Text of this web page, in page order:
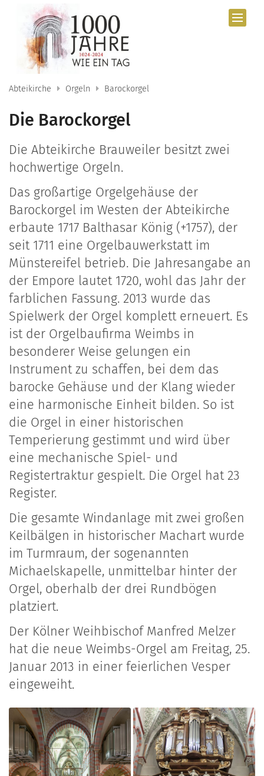
Zum Inhalt springen
Abteikirche Orgeln Barockorgel
Die Barockorgel
Die Abteikirche Brauweiler besitzt zwei
hochwertige Orgeln.
Das großartige Orgelgehäuse der
Barockorgel im Westen der Abteikirche
erbaute 1717 Balthasar König (+1757), der
seit 1711 eine Orgelbauwerkstatt im
Münstereifel betrieb. Die Jahresangabe an
der Empore lautet 1720, wohl das Jahr der
farblichen Fassung. 2013 wurde das
Spielwerk der Orgel komplett erneuert. Es
ist der Orgelbaufirma Weimbs in
besonderer Weise gelungen ein
Instrument zu schaffen, bei dem das
barocke Gehäuse und der Klang wieder
eine harmonische Einheit bilden. So ist
die Orgel in einer historischen
Temperierung gestimmt und wird über
eine mechanische Spiel- und
Registertraktur gespielt. Die Orgel hat 23
Register.
Die gesamte Windanlage mit zwei großen
Keilbälgen in historischer Machart wurde
im Turmraum, der sogenannten
Michaelskapelle, unmittelbar hinter der
Orgel, oberhalb der drei Rundbögen
platziert.
Der Kölner Weihbischof Manfred Melzer
hat die neue Weimbs-Orgel am Freitag, 25.
Januar 2013 in einer feierlichen Vesper
eingeweiht.